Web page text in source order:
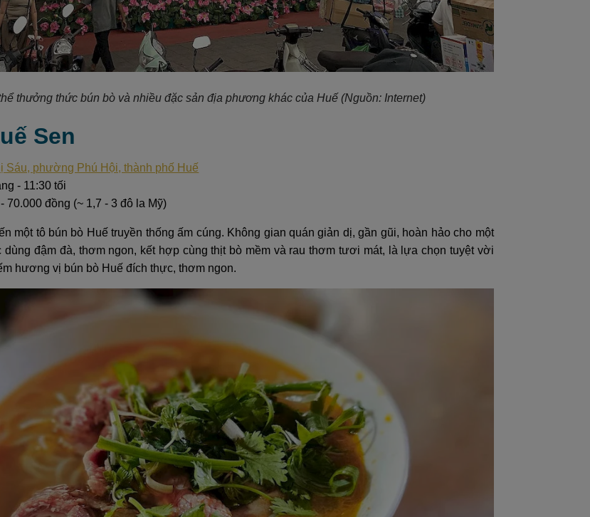
thưởng thức bún bò và nhiều đặc sản địa phương khác của Huế (Nguồn: Internet)
Sen
Sáu, phường Phú Hội, thành phố Huế
- 11:30 tối
70.000 đồng (~ 1,7 - 3 đô la Mỹ)
một tô bún bò Huế truyền thống ấm cúng. Không gian quán giản dị, gần gũi, hoàn hảo cho một
đậm đà, thơm ngon, kết hợp cùng thịt bò mềm và rau thơm tươi mát, là lựa chọn tuyệt vời
hương vị bún bò Huế đích thực, thơm ngon.